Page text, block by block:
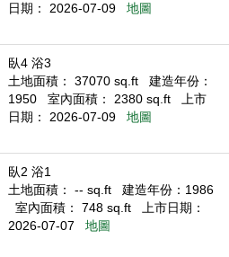
日期： 2026-07-09
地圖
臥4 浴3
土地面積： 37070 sq.ft
建造年份：
1950
室內面積： 2380 sq.ft
上市
日期： 2026-07-09
地圖
臥2 浴1
土地面積： -- sq.ft
建造年份：1986
室內面積： 748 sq.ft
上市日期：
2026-07-07
地圖